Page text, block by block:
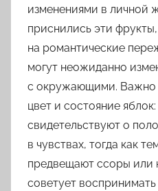
изменениями в личной
приснились эти
на романтические
могут неожиданно
с окружающими. Важно
цвет и состояние
свидетельствуют о
в чувствах, тогда как
предвещают ссоры или
советует воспринимать